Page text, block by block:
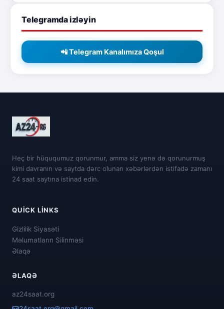
Telegramda izləyin
📲 Telegram Kanalımıza Qoşul
Heç bir hüququmuz qorunmur, amma siz yenə də qorunurmuş
kimi davranın və saytda dərc olunan xəbərlərdən istifadə zamanı
24 saat saytına istinad edin.
QUICK LINKS
Gizlilik Siyasəti
Məlumatların Silinməsi
Əlaqə
ƏLAQƏ
az24saat.org